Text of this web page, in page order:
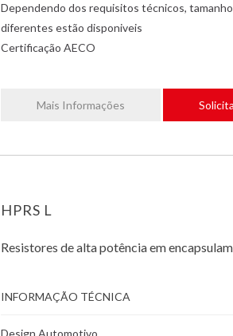
Dependendo dos requisitos técnicos,
diferentes estão disponiveis
Certificação AECO
Mais Informações
HPRS L
Resistores de alta potência em
INFORMAÇÃO TÉCNICA
Design Automotivo